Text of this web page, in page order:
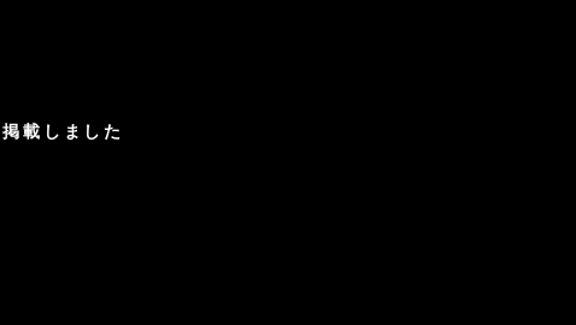
載しました